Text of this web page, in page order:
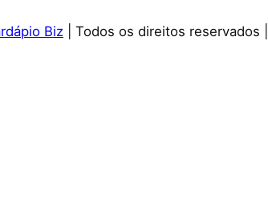
Biz | Todos os direitos reservados